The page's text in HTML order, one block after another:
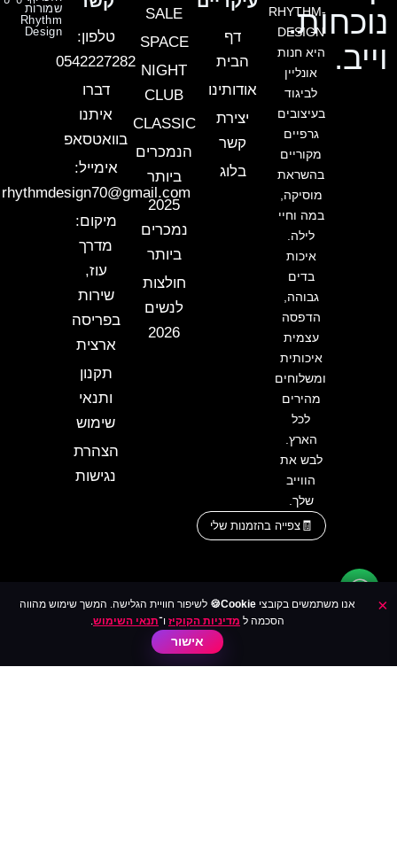
נוכחות.
וייב.
RHYTHM-
DESIGN
היא חנות
אונליין
לביגוד
בעיצובים
גרפיים
מקוריים
בהשראת
מוסיקה,
במה וחיי
לילה.
איכות
בדים
גבוהה,
הדפסה
עצמית
איכותית
ומשלוחים
מהירים
לכל
הארץ.
לבש את
הווייב
שלך.
צפייה בהזמנות שלי
דף
הבית
אודותינו
יצירת
קשר
בלוג
SALE
SPACE
NIGHT
CLUB
CLASSIC
הנמכרים
ביותר
2025
נמכרים
ביותר
חולצות
לנשים
2026
טלפון:
0542227282
דברו
איתנו
בוואטסאפ
אימייל:
rhythmdesign70@gmail.com
מיקום:
מדרך
עוז,
שירות
בפריסה
ארצית
תקנון
ותנאי
שימוש
הצהרת
נגישות
שמורות
Rhythm
Design
× אנו משתמשים בקובצי Cookie🍪
לשיפור חוויית הגלישה. המשך שימוש מהווה
הסכמה ל מדיניות הקוקיז ו־תנאי השימוש.
אישור